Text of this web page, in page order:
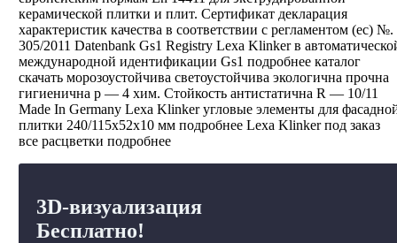
керамической плитки и плит. Сертификат декларация
характеристик качества в соответствии с регламентом (eс) №.
305/2011 Datenbank Gs1 Registry Lexa Klinker в
международной идентификации Gs1 подробнее каталог
скачать морозоустойчива светоустойчива экологична прочна
гигиенична р — 4 хим. Стойкость антистатична R — 10/11
Made In Germany Lexa Klinker угловые элементы для
плитки 240/115x52x10 мм подробнее Lexa Klinker под заказ
все расцветки подробнее
3D-визуализация
Бесплатно!